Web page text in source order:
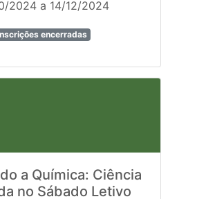
2024 a 14/12/2024
encerradas
a Química: Ciência
no Sábado Letivo